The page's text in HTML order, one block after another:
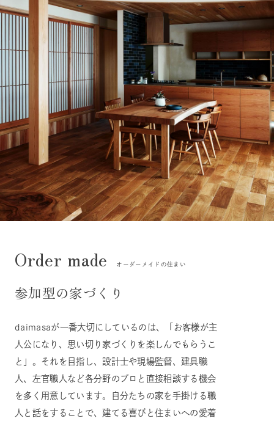
オーダーメイドの住まい
参加型の家づくり
daimasaが一番大切にしているのは、「お客様が主
人公になり、思い切り家づくりを楽しんでもらうこ
と」。それを目指し、設計士や現場監督、建具職
人、左官職人など各分野のプロと直接相談する機会
を多く用意しています。自分たちの家を手掛ける職
人と話をすることで、建てる喜びと住まいへの愛着